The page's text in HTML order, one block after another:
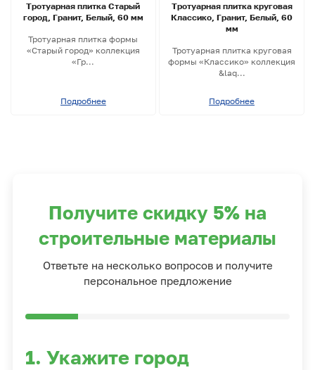
Тротуарная плитка Старый
город, Гранит, Белый, 60 мм
Тротуарная плитка формы
«Старый город» коллекция
«Гр...
Подробнее
Тротуарная плитка круговая
Классико, Гранит, Белый, 60
мм
Тротуарная плитка круговая
формы «Классико» коллекция
&laq...
Подробнее
Получите скидку 5% на
строительные материалы
Ответьте на несколько вопросов и получите
персональное предложение
1. Укажите город